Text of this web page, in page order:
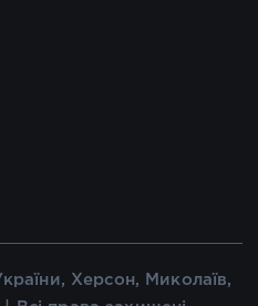
Херсон, Миколаїв,